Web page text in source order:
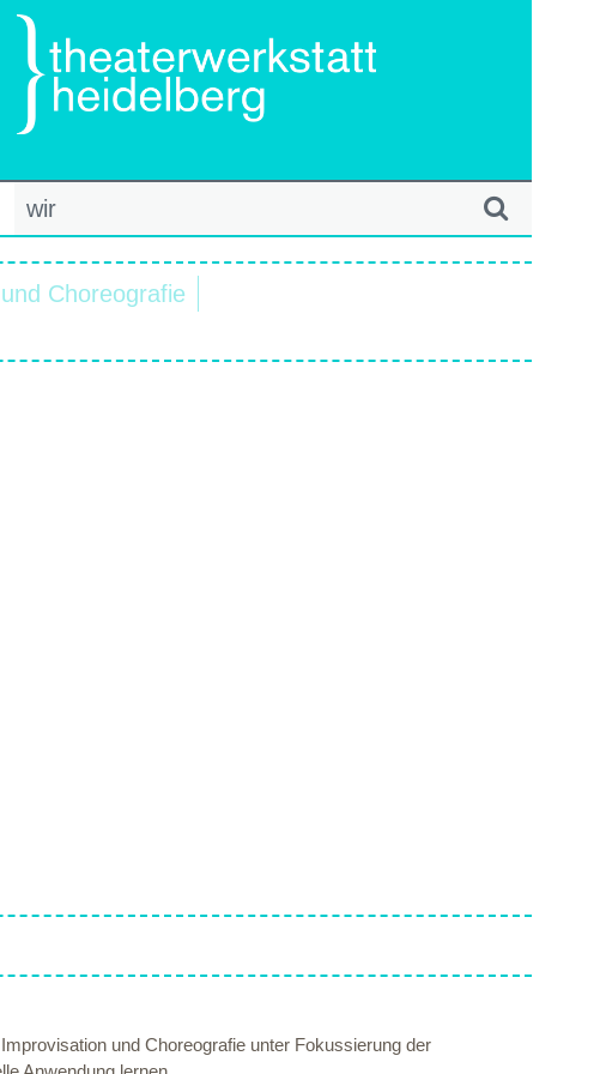
wir
Choreografie
und Choreografie unter Fokussierung der